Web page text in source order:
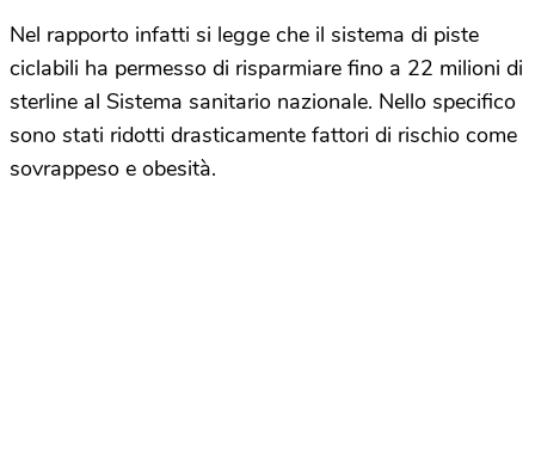
Nel rapporto infatti si legge che il sistema di piste
ciclabili ha permesso di risparmiare fino a 22 milioni di
sterline al Sistema sanitario nazionale. Nello specifico
sono stati ridotti drasticamente fattori di rischio come
sovrappeso e obesità.